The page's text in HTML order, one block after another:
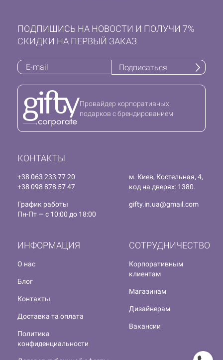
КОНТАКТЫ
+38 063 233 77 20
+38 098 878 57 47
м. Киев, Костельная, 4,
код на дверях: 1380.
График работы
Пн-Пт — с 10:00 до 18:00
gifty.in.ua@gmail.com
СОТРУДНИЧЕСТВО
Корпоративным
клиентам
Магазинам
Дизайнерам
Вакансии
ИНФОРМАЦИЯ
О нас
Блог
Контакты
Доставка та оплата
Политика
конфиденциальности
ПОДПИШИСЬ НА НОВОСТИ И ПОЛУЧИ 7%
СКИДКИ НА ПЕРВЫЙ ЗАКАЗ
Подписаться
Провайдер корпоративных
подарков с брендированием